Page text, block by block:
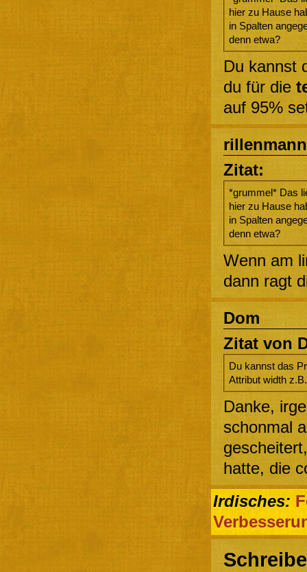
hier zu Hause
in Spalten
denn etwa?
Du kannst
du für die
auf 95%
Zitat:
*grummel* Das
hier zu Hause
in Spalten
denn etwa?
Wenn am
dann ragt
Dom
Zitat von
Du kannst das
Attribut width
Danke,
schonmal
hatte, die
Irdisches: